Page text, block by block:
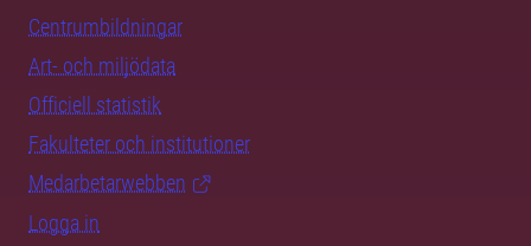
Centrumbildningar
Art- och miljödata
Officiell statistik
Fakulteter och institutioner
Medarbetarwebben
Logga in